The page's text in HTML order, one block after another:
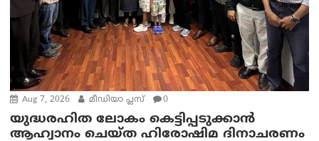
Aug 7, 2026 മീഡിയാ പ്ലസ് 0
യുദ്ധരഹിത ലോകം കെട്ടിപ്പടുക്കാന്‍
ആഹ്വാനം ചെയ്ത ഹിരോഷിമ ദിനാചരണം